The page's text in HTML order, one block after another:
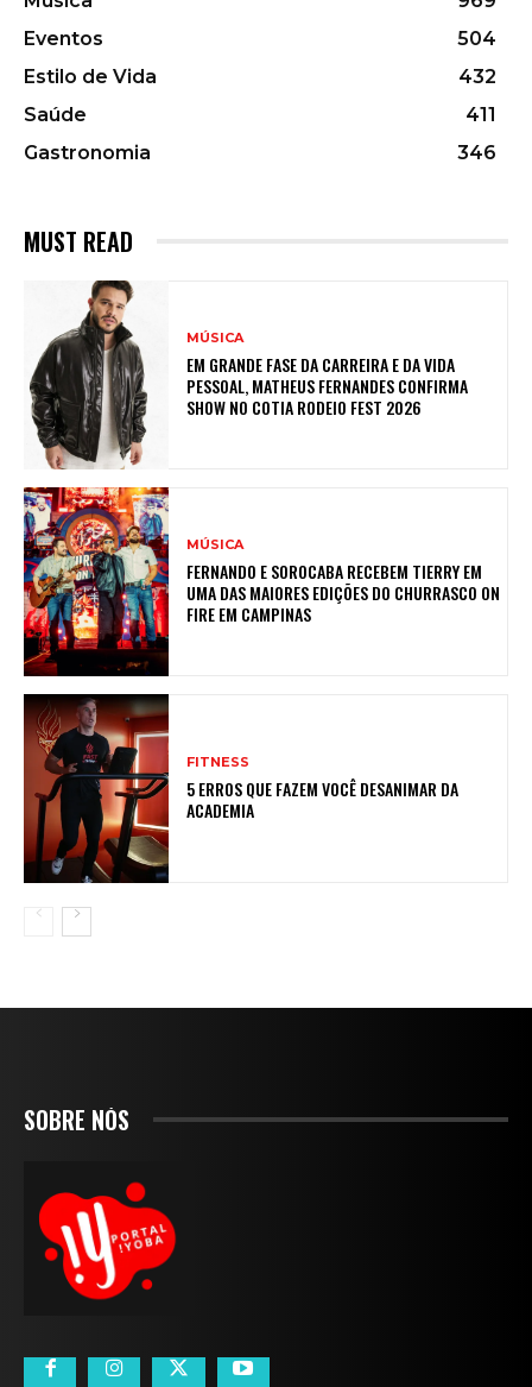
Eventos
504
Estilo de Vida
432
Saúde
411
Gastronomia
346
MUST READ
MÚSICA
EM GRANDE FASE DA CARREIRA E DA VIDA
PESSOAL, MATHEUS FERNANDES CONFIRMA
SHOW NO COTIA RODEIO FEST 2026
MÚSICA
FERNANDO E SOROCABA RECEBEM TIERRY EM
UMA DAS MAIORES EDIÇÕES DO CHURRASCO ON
FIRE EM CAMPINAS
FITNESS
5 ERROS QUE FAZEM VOCÊ DESANIMAR DA
ACADEMIA
SOBRE NÓS